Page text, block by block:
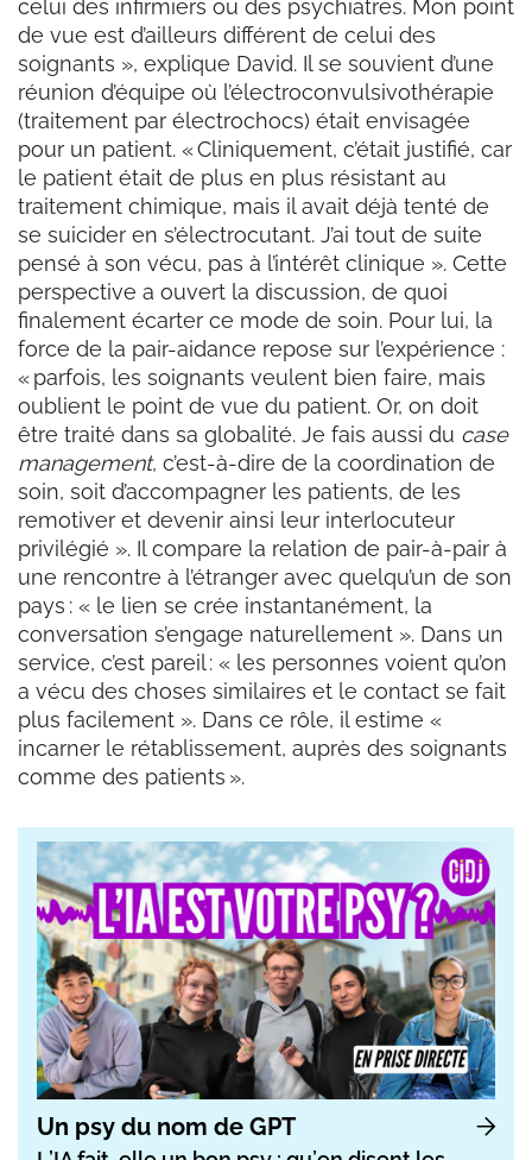
celui des infirmiers ou des psychiatres. Mon point
de vue est d’ailleurs différent de celui des
soignants », explique David. Il se souvient d’une
réunion d’équipe où l’électroconvulsivothérapie
(traitement par électrochocs) était envisagée
pour un patient. « Cliniquement, c’était justifié, car
le patient était de plus en plus résistant au
traitement chimique, mais il avait déjà tenté de
se suicider en s’électrocutant. J’ai tout de suite
pensé à son vécu, pas à l’intérêt clinique ». Cette
perspective a ouvert la discussion, de quoi
finalement écarter ce mode de soin. Pour lui, la
force de la pair-aidance repose sur l’expérience :
« parfois, les soignants veulent bien faire, mais
oublient le point de vue du patient. Or, on doit
être traité dans sa globalité. Je fais aussi du case
management, c’est-à-dire de la coordination de
soin, soit d’accompagner les patients, de les
remotiver et devenir ainsi leur interlocuteur
privilégié ». Il compare la relation de pair-à-pair à
une rencontre à l’étranger avec quelqu’un de son
pays : « le lien se crée instantanément, la
conversation s’engage naturellement ». Dans un
service, c’est pareil : « les personnes voient qu’on
a vécu des choses similaires et le contact se fait
plus facilement ». Dans ce rôle, il estime «
incarner le rétablissement, auprès des soignants
comme des patients ».
Un psy du nom de GPT